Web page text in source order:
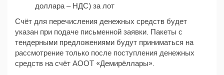
доллара – НДС) за лот
Счёт для перечисления денежных средств будет
указан при подаче письменной заявки. Пакеты с
тендерными предложениями будут приниматься на
рассмотрение только после поступления денежных
средств на счёт АООТ «Демирёллары».